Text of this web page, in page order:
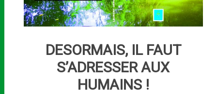
DESORMAIS, IL FAUT
S’ADRESSER AUX
HUMAINS !